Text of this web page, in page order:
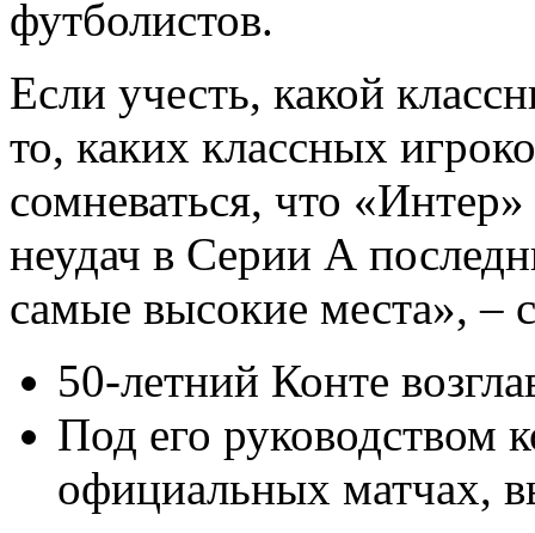
футболистов.
Если учесть, какой
то, каких классных
сомневаться, что
неудач в Серии А
самые высокие места», –
50-летний Конте
Под его руководством
официальных матчах,